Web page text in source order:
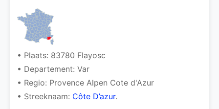
• Plaats: 83780 Flayosc
• Departement: Var
• Regio: Provence Alpen Cote d'Azur
• Streeknaam: Côte D’azur.